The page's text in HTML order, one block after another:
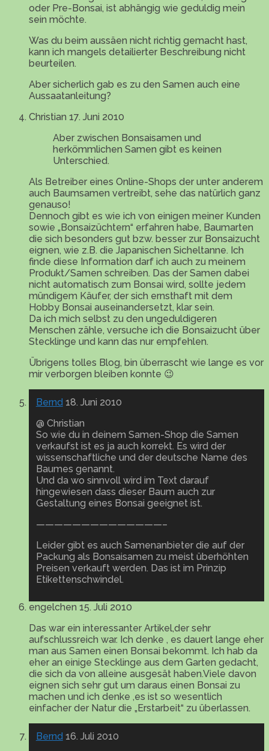
oder Pre-Bonsai, ist abhängig wie geduldig mein
sein möchte.
Was du beim aussäen nicht richtig gemacht hast,
kann ich mangels detailierter Beschreibung nicht
beurteilen.
Aber sicherlich gab es zu den Samen auch eine
Aussaatanleitung?
Christian 17. Juni 2010
Aber zwischen Bonsaisamen und
herkömmlichen Samen gibt es keinen
Unterschied.
Als Betreiber eines Online-Shops der unter anderem
auch Baumsamen vertreibt, sehe das natürlich ganz
genauso!
Dennoch gibt es wie ich von einigen meiner Kunden
sowie „Bonsaizüchtern“ erfahren habe, Baumarten
die sich besonders gut bzw. besser zur Bonsaizucht
eignen, wie z.B. die Japanischen Sicheltanne. Ich
finde diese Information darf ich auch zu meinem
Produkt/Samen schreiben. Das der Samen dabei
nicht automatisch zum Bonsai wird, sollte jedem
mündigem Käufer, der sich ernsthaft mit dem
Hobby Bonsai auseinandersetzt, klar sein.
Da ich mich selbst zu den ungeduldigeren
Menschen zähle, versuche ich die Bonsaizucht über
Stecklinge und kann das nur empfehlen.
Übrigens tolles Blog, bin überrascht wie lange es vor
mir verborgen bleiben konnte 😉
Bernd 18. Juni 2010
@ Christian
So wie du in deinem Samen-Shop die Samen
verkaufst ist es ja auch korrekt. Es wird der
wissenschaftliche und der deutsche Name des
Baumes genannt.
Und da wo sinnvoll wird im Text darauf
hingewiesen dass dieser Baum auch zur
Gestaltung eines Bonsai geeignet ist.
——————————————–
Leider gibt es auch Samenanbieter die auf der
Packung als Bonsaisamen zu meist überhöhten
Preisen verkauft werden. Das ist im Prinzip
Etikettenschwindel.
engelchen 15. Juli 2010
Das war ein interessanter Artikel,der sehr
aufschlussreich war. Ich denke , es dauert lange eher
man aus Samen einen Bonsai bekommt. Ich hab da
eher an einige Stecklinge aus dem Garten gedacht,
die sich da von alleine ausgesät haben.Viele davon
eignen sich sehr gut um daraus einen Bonsai zu
machen und ich denke ,es ist so wesentlich
einfacher der Natur die „Erstarbeit“ zu überlassen.
Bernd 16. Juli 2010